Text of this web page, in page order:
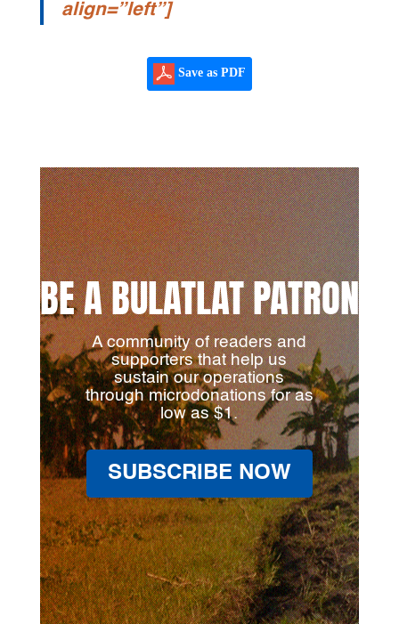
align=”left”]
Save as PDF
BE A BULATLAT PATRON
A community of readers and
supporters that help us
sustain our operations
through microdonations for as
low as $1.
SUBSCRIBE NOW